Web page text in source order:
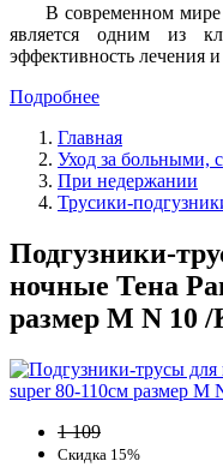
В современном мире
является одним из
эффективность лечения
Подробнее
Главная
Уход за больными,
При недержании
Трусики-
Подгузники-
ночные Тена
размер M N 10 /
1 109
Скидка 15%